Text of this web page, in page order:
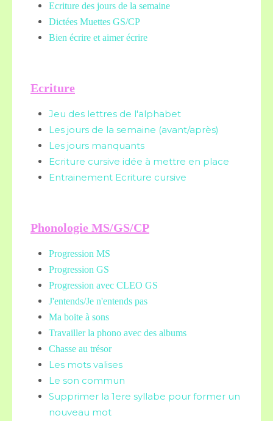
Ecriture des jours de la semaine
Dictées Muettes GS/CP
Bien écrire et aimer écrire
Ecriture
Jeu des lettres de l'alphabet
Les jours de la semaine (avant/après)
Les jours manquants
Ecriture cursive idée à mettre en place
Entrainement Ecriture cursive
Phonologie MS/GS/CP
Progression MS
Progression GS
Progression avec CLEO GS
J'entends/Je n'entends pas
Ma boite à sons
Travailler la phono avec des albums
Chasse au trésor
Les mots valises
Le son commun
Supprimer la 1ere syllabe pour former un
nouveau mot